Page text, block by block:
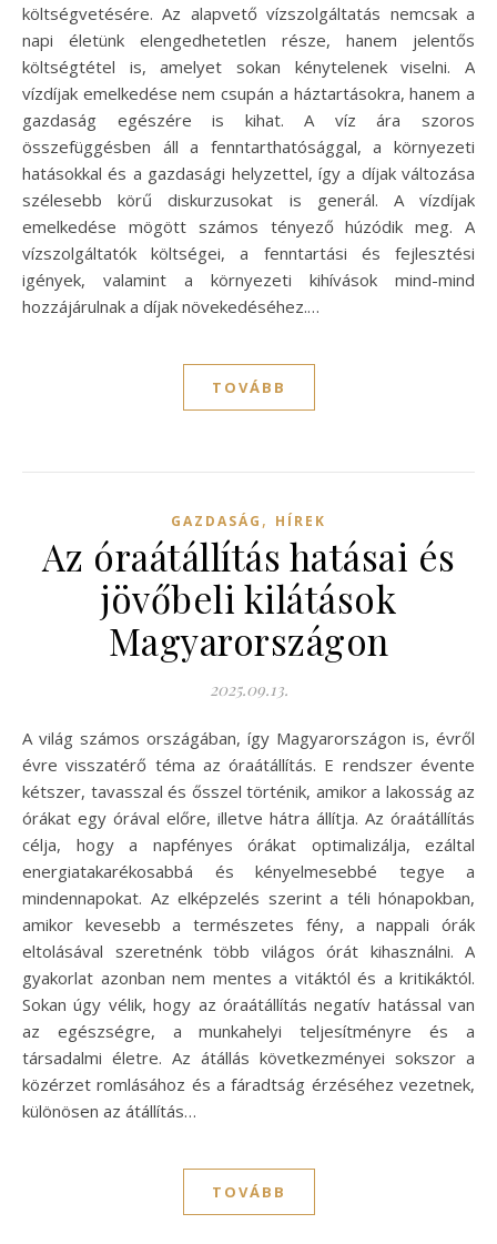
költségvetésére. Az alapvető vízszolgáltatás nemcsak a
napi életünk elengedhetetlen része, hanem jelentős
költségtétel is, amelyet sokan kénytelenek viselni. A
vízdíjak emelkedése nem csupán a háztartásokra, hanem a
gazdaság egészére is kihat. A víz ára szoros
összefüggésben áll a fenntarthatósággal, a környezeti
hatásokkal és a gazdasági helyzettel, így a díjak változása
szélesebb körű diskurzusokat is generál. A vízdíjak
emelkedése mögött számos tényező húzódik meg. A
vízszolgáltatók költségei, a fenntartási és fejlesztési
igények, valamint a környezeti kihívások mind-mind
hozzájárulnak a díjak növekedéséhez.…
TOVÁBB
GAZDASÁG , HÍREK
Az óraátállítás hatásai és
jövőbeli kilátások
Magyarországon
2025.09.13.
A világ számos országában, így Magyarországon is, évről
évre visszatérő téma az óraátállítás. E rendszer évente
kétszer, tavasszal és ősszel történik, amikor a lakosság az
órákat egy órával előre, illetve hátra állítja. Az óraátállítás
célja, hogy a napfényes órákat optimalizálja, ezáltal
energiatakarékosabbá és kényelmesebbé tegye a
mindennapokat. Az elképzelés szerint a téli hónapokban,
amikor kevesebb a természetes fény, a nappali órák
eltolásával szeretnénk több világos órát kihasználni. A
gyakorlat azonban nem mentes a vitáktól és a kritikáktól.
Sokan úgy vélik, hogy az óraátállítás negatív hatással van
az egészségre, a munkahelyi teljesítményre és a
társadalmi életre. Az átállás következményei sokszor a
közérzet romlásához és a fáradtság érzéséhez vezetnek,
különösen az átállítás…
TOVÁBB